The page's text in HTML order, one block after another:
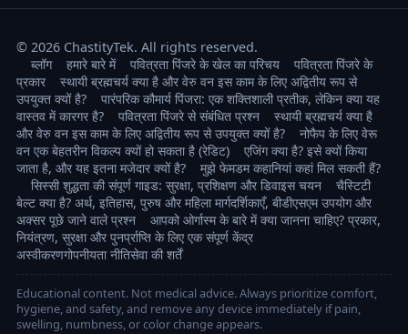
© 2026 ChastityTek. All rights reserved.
ब्लॉग
हमारे बारे में पवित्रता पिंजरे के खेल का परिचय
पवित्रता पिंजरे के
प्रकार
स्थायी ब्रह्मचर्य क्या है और वेरु वन इस काम के लिए अद्वितीय रूप से
उपयुक्त क्यों है?
पारंपरिक कौमार्य पिंजरा: एक शक्तिशाली प्रतीक, लेकिन क्या यह
वास्तव में कारगर है?
पवित्रता पिंजरे से संबंधित प्रश्न
स्थायी ब्रह्मचर्य क्या है
और वेरु वन इस काम के लिए अद्वितीय रूप से उपयुक्त क्यों है?
नोफैप के लिए वेरू
वन एक बेहतरीन विकल्प क्यों हो सकता है (रेडिट)
एजिंग क्या है? इसे क्यों किया
जाता है, और यह इतना मजेदार क्यों है?
मुझे फेमडम कहानियां कहां मिल सकती हैं?
सिस्सी शुद्धता की संपूर्ण गाइड: सुरक्षा, प्रशिक्षण और डिवाइस चयन
चैस्टिटी
बेल्ट क्या है? अर्थ, इतिहास, पुरुष और महिला मार्गदर्शिकाएँ, बीडीएसएम उपयोग और
अक्सर पूछे जाने वाले प्रश्न
आपको ओर्गास्म के बारे में क्या जानना चाहिए? प्रकार,
नियंत्रण, सुरक्षा और पुनर्प्राप्ति के लिए एक संपूर्ण केंद्र
अस्वीकरणगोपनीयता नीतिसेवा की शर्तें
Educational content. Not medical advice. Always prioritize comfort,
hygiene, and safety, and remove any device immediately if pain,
swelling, numbness, or color change appears.